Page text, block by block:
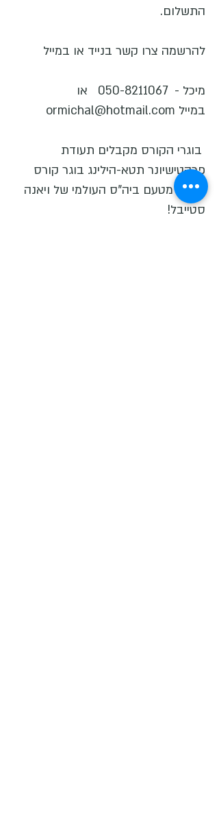
התשלום.
להרשמה צרו קשר בנייד או במייל
מיכל -050-8211067 או
במייל ormichal@hotmail.com
בוגרי הקורס מקבלים תעודת
פרקטישיונר תטא-הילינג בוגר קורס
ריינבו, מטעם ביה"ס העולמי של ויאנה
סטייבל!